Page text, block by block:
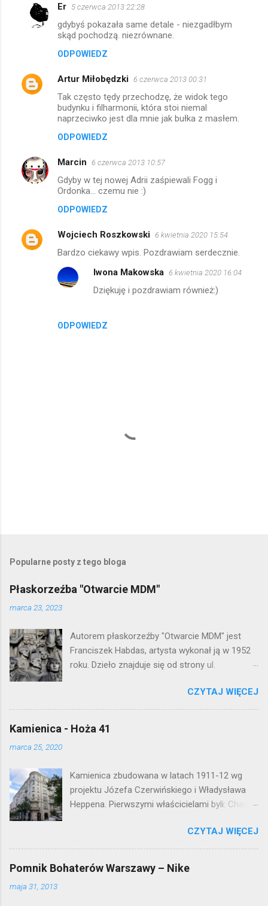
Er 5 czerwca 2013 22:28
gdybyś pokazała same detale - niezgadłbym
skąd pochodzą. niezrównane.
ODPOWIEDZ
Artur Miłobędzki 6 czerwca 2013 00:31
Tak często tędy przechodzę, że widok tego
budynku i filharmonii, która stoi niemal
naprzeciwko jest dla mnie jak bułka z masłem.
ODPOWIEDZ
Marcin 6 czerwca 2013 10:57
Gdyby w tej nowej Adrii zaśpiewali Fogg i
Ordonka... czemu nie :)
ODPOWIEDZ
Wojciech Roszkowski 6 kwietnia 2020 15:54
Bardzo ciekawy wpis. Pozdrawiam serdecznie.
ODPOWIEDZ
Iwona Makowska 6 kwietnia 2020 16:04
Dziękuję i pozdrawiam również:)
e
i
j
o
m
e
n
t
a
Popularne posty z tego bloga
Płaskorzeźba "Otwarcie MDM"
marca 23, 2023
Autorem płaskorzeźby "Otwarcie MDM" jest
Franciszek Habdas, artysta wykonał ją w 1952
roku. Dzieło znajduje się od strony ul.
warszawskiej flagowej inwestycji
mieszkaniowej lat 50. Lokalizacja: Śródmieście
CZYTAJ WIĘCEJ
Kamienica - Hoża 41
marca 25, 2020
Kamienica zbudowana w latach 1911-12 wg
projektu Józefa Czerwińskiego i Władysława
Heppena. Pierwszymi właścicielami byli: Chaim
kamienica była zamieszkała przez
pracowników Elektrowni Warszawskiej. Ten
okazały budynek wyszedł bez szwanku z II
wojny światowej. Lokalizacja: Śródmieście
CZYTAJ WIĘCEJ
Pomnik Bohaterów Warszawy – Nike
maja 31, 2013